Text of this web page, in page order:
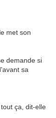
met son
demande si
sa
ça, dit-elle